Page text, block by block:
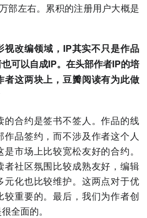
部左右。累积的注册用户大概是
视改编领域，IP其实不只是作品
可以自成IP。在头部作者IP的培
者这两块上，豆瓣阅读有为此做
的合约是签书不签人。作品的线
作品签约，而不涉及作者这个人
市场上比较宽松友好的合约。
者社区氛围比较成熟友好，编辑
元化也比较维护。这两点对于优
较重要的。最后，我们为作者创
全面的。